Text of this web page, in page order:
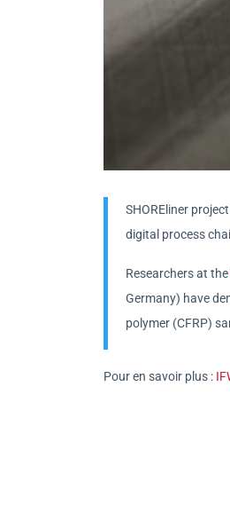
SHOREliner
digital process
Researchers at the
Germany) have
polymer (CFRP)
Pour en savoir plus :